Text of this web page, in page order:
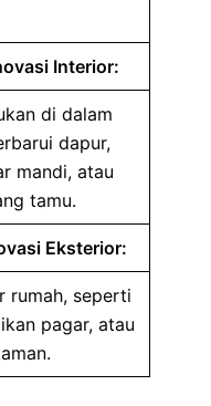
Interior:
di dalam
dapur,
mandi, atau
tamu.
Eksterior:
rumah, seperti
pagar, atau